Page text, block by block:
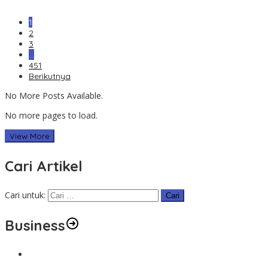
1
2
3
…
451
Berikutnya
No More Posts Available.
No more pages to load.
View More
Cari Artikel
Cari untuk:
Business